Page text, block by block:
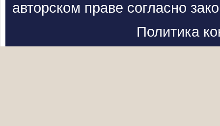
авторском праве согласно
Политика